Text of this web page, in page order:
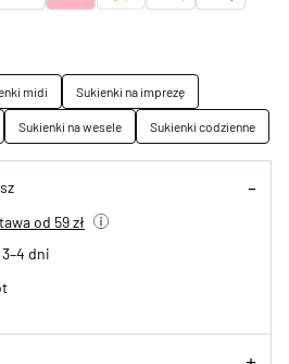
midi
Sukienki na imprezę
Sukienki na wesele Sukienki codzienne
od 59 zł
dni